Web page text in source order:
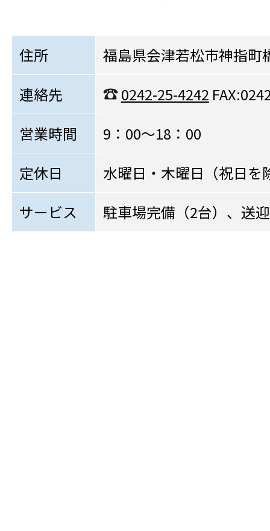
住所
福島県会津若松市神指町
連絡先
0242-25-4242
営業時間
9：00～18：00
定休日
水曜日・木曜日（祝日を
サービス
駐車場完備（2台）、送